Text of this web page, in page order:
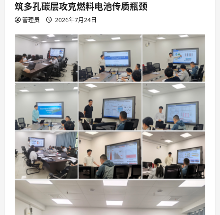
筑多孔碳层攻克燃料电池传质瓶颈
管理员 2026年7月24日